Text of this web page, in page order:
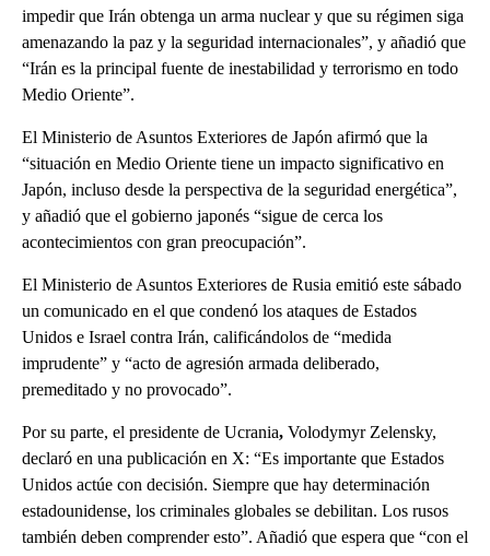
impedir que Irán obtenga un arma nuclear y que su régimen siga
amenazando la paz y la seguridad internacionales”, y añadió que
“Irán es la principal fuente de inestabilidad y terrorismo en todo
Medio Oriente”.
El Ministerio de Asuntos Exteriores de Japón afirmó que la
“situación en Medio Oriente tiene un impacto significativo en
Japón, incluso desde la perspectiva de la seguridad energética”,
y añadió que el gobierno japonés “sigue de cerca los
acontecimientos con gran preocupación”.
El Ministerio de Asuntos Exteriores de Rusia emitió este sábado
un comunicado en el que condenó los ataques de Estados
Unidos e Israel contra Irán, calificándolos de “medida
imprudente” y “acto de agresión armada deliberado,
premeditado y no provocado”.
Por su parte, el presidente de Ucrania, Volodymyr Zelensky,
declaró en una publicación en X: “Es importante que Estados
Unidos actúe con decisión. Siempre que hay determinación
estadounidense, los criminales globales se debilitan. Los rusos
también deben comprender esto”. Añadió que espera que “con el